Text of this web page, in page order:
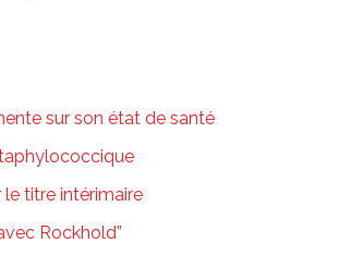
sur son état de santé
titre intérimaire
Rockhold”